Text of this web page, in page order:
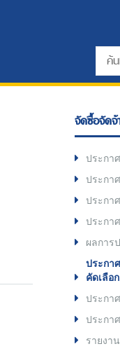
จัดซื้อจัดจ้
ประกา
ประกา
ประกา
ประกา
ผลการ
ประกา
คัดเลือ
ประกา
ประกา
รายงาน